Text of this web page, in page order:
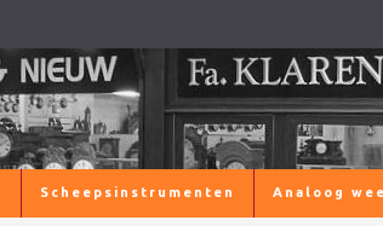
Scheepsinstrumenten Analoog